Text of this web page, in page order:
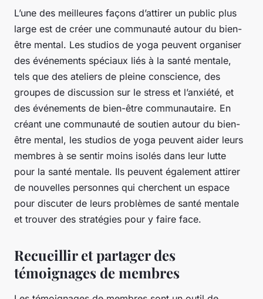
L’une des meilleures façons d’attirer un public plus
large est de créer une communauté autour du bien-
être mental. Les studios de yoga peuvent organiser
des événements spéciaux liés à la santé mentale,
tels que des ateliers de pleine conscience, des
groupes de discussion sur le stress et l’anxiété, et
des événements de bien-être communautaire. En
créant une communauté de soutien autour du bien-
être mental, les studios de yoga peuvent aider leurs
membres à se sentir moins isolés dans leur lutte
pour la santé mentale. Ils peuvent également attirer
de nouvelles personnes qui cherchent un espace
pour discuter de leurs problèmes de santé mentale
et trouver des stratégies pour y faire face.
Recueillir et partager des
témoignages de membres